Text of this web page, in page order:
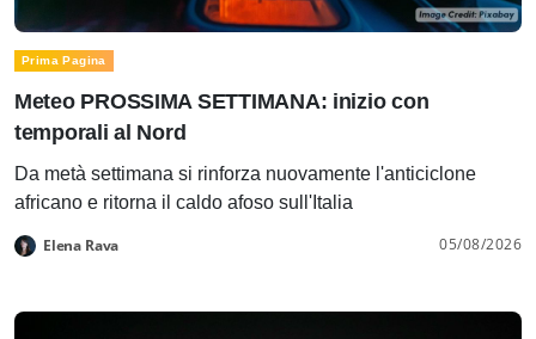
Prima Pagina
Meteo PROSSIMA SETTIMANA: inizio con
temporali al Nord
Da metà settimana si rinforza nuovamente l'anticiclone
africano e ritorna il caldo afoso sull'Italia
Elena Rava 05/08/2026